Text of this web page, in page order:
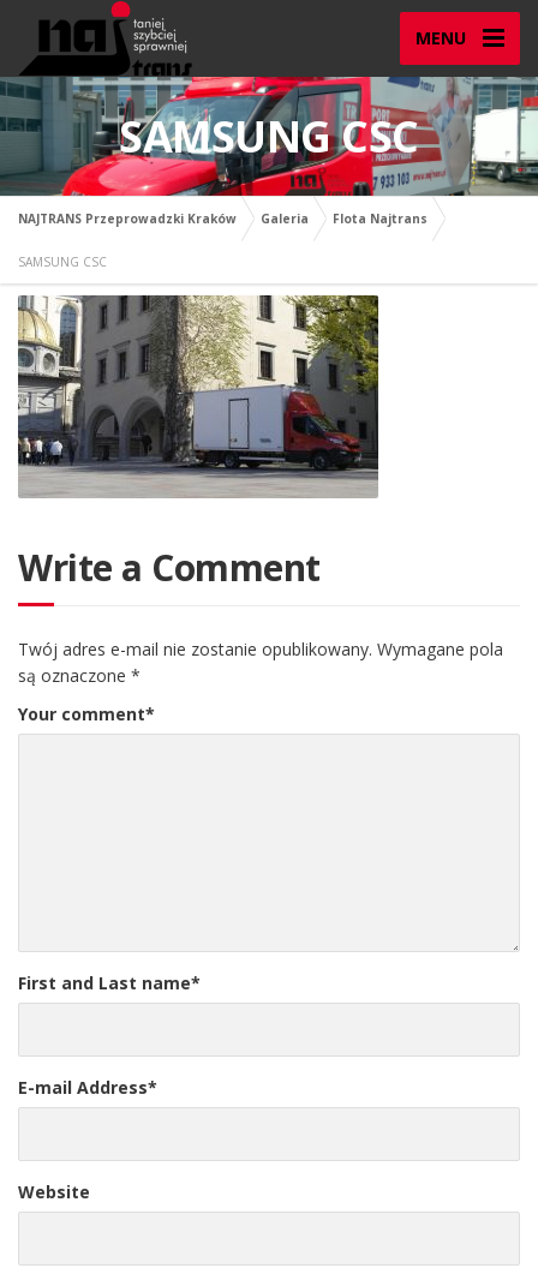
MENU
SAMSUNG CSC
NAJTRANS Przeprowadzki Kraków Galeria Flota Najtrans
SAMSUNG CSC
Write a Comment
Twój adres e-mail nie zostanie opublikowany. Wymagane pola
są oznaczone *
Your comment*
First and Last name*
E-mail Address*
Website